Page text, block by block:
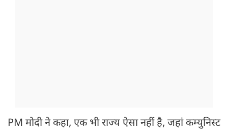
PM मोदी ने कहा, एक भी राज्य ऐसा नहीं है, जहां कम्युनिस्ट